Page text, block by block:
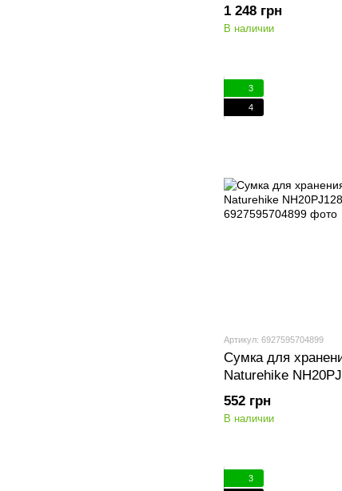
1 248 грн
В наличии
3
4
Артикул: 6927595704899
Сумка для
Naturehike
552 грн
В наличии
3